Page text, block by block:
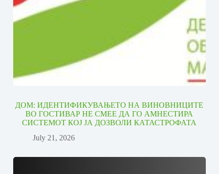
ДОМ: ИДЕНТИФИКУВАЊЕТО НА ВИНОВНИЦИТЕ
ВО ГОСТИВАР НЕ СМЕЕ ДА ГО АМНЕСТИРА
СИСТЕМОТ КОЈ ЈА ДОЗВОЛИ КАТАСТРОФАТА
July 21, 2026